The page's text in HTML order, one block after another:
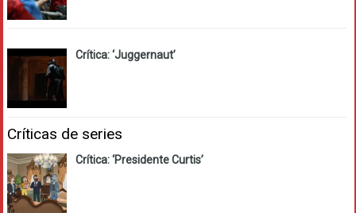
Crítica: ‘Juggernaut’
Críticas de series
Crítica: ‘Presidente Curtis’